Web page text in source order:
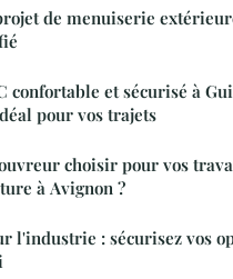
de menuiserie
confortable et sécurisé à
pour vos trajets
choisir pour vos
à Avignon ?
l'industrie : sécurisez vos